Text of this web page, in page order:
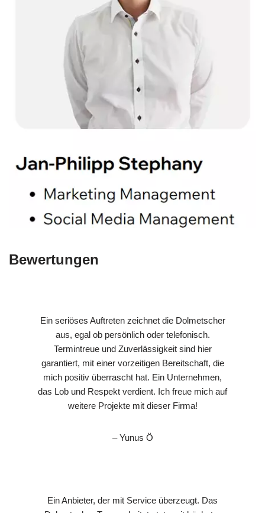
Bewertungen
Ein seriöses Auftreten zeichnet die Dolmetscher
aus, egal ob persönlich oder telefonisch.
Termintreue und Zuverlässigkeit sind hier
garantiert, mit einer vorzeitigen Bereitschaft, die
mich positiv überrascht hat. Ein Unternehmen,
das Lob und Respekt verdient. Ich freue mich auf
weitere Projekte mit dieser Firma!
– Yunus Ö
Ein Anbieter, der mit Service überzeugt. Das